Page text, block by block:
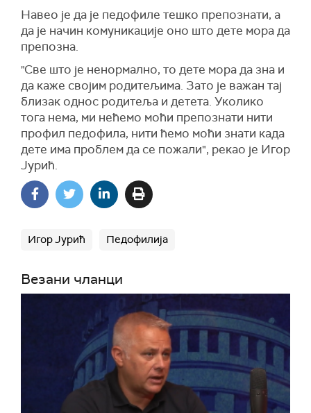
Навео је да је педофиле тешко препознати, а
да је начин комуникације оно што дете мора да
препозна.
"Све што је ненормално, то дете мора да зна и
да каже својим родитељима. Зато је важан тај
близак однос родитеља и детета. Уколико
тога нема, ми нећемо моћи препознати нити
профил педофила, нити ћемо моћи знати када
дете има проблем да се пожали", рекао је Игор
Јурић.
Игор Јурић Педофилија
Везани чланци